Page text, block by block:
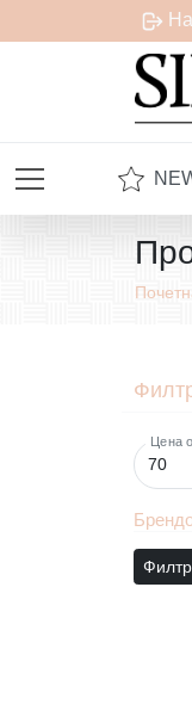
испорака за
Цена